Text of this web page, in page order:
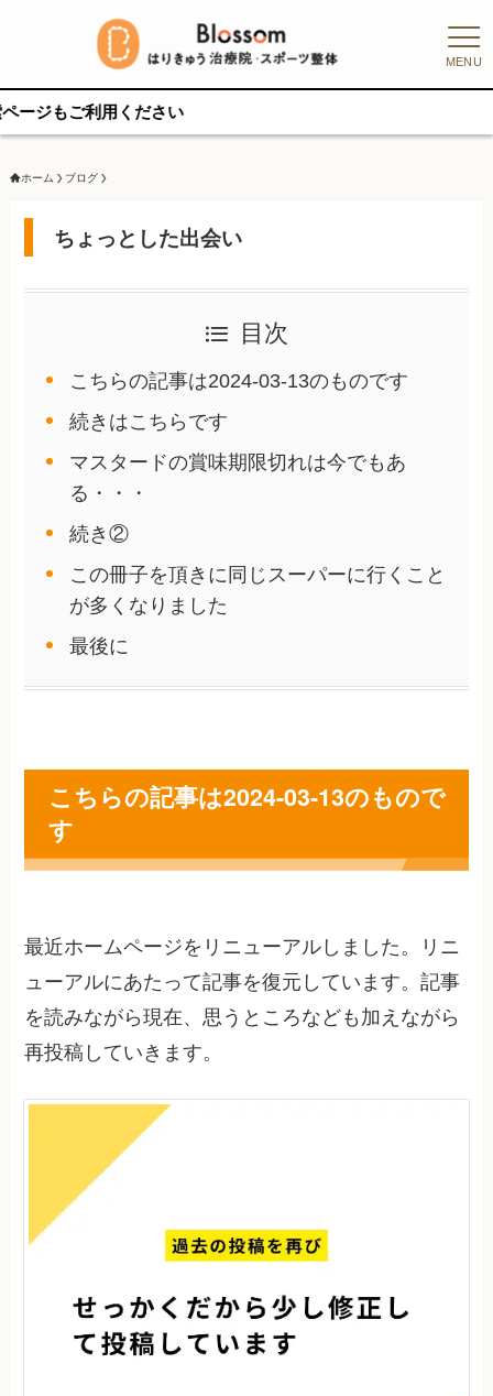
MENU
利用ください
ホーム ブログ
ちょっとした出会い
目次
こちらの記事は2024-03-13のものです
続きはこちらです
マスタードの賞味期限切れは今でもあ
る・・・
続き②
この冊子を頂きに同じスーパーに行くこと
が多くなりました
最後に
こちらの記事は2024-03-13のもので
す
最近ホームページをリニューアルしました。リニ
ューアルにあたって記事を復元しています。記事
を読みながら現在、思うところなども加えながら
再投稿していきます。